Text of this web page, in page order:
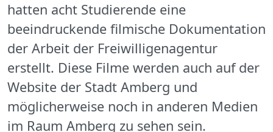
hatten acht Studierende eine
beeindruckende filmische Dokumentation
der Arbeit der Freiwilligenagentur
erstellt. Diese Filme werden auch auf der
Website der Stadt Amberg und
möglicherweise noch in anderen Medien
im Raum Amberg zu sehen sein.